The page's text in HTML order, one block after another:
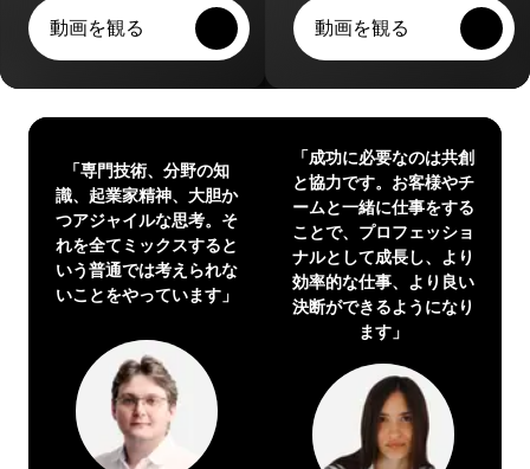
動画を観る 動画を観る
「専門技術、分野の知
識、起業家精神、大胆か
つアジャイルな思考。そ
れを全てミックスすると
いう普通では考えられな
いことをやっています」
「成功に必要なのは共創
と協力です。お客様やチ
ームと一緒に仕事をする
ことで、プロフェッショ
ナルとして成長し、より
効率的な仕事、より良い
決断ができるようになり
ます」